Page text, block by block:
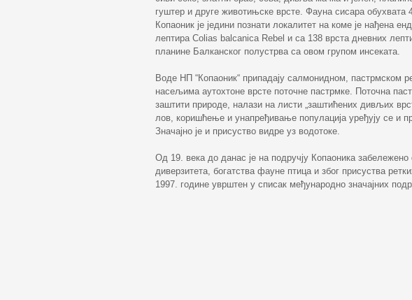
гуштер и друге животињске врсте. Фауна сисара обухвата
Копаоник је једини познати локалитет на коме је нађена
лептира Colias balcanica Rebel и са 138 врста дневних
планине Балканског полустрва са овом групом инсеката.
Воде НП “Копаоник“ припадају салмонидном, пастрмском
насељима аутохтоне врсте поточне пастрмке. Поточна
заштити природе, налази на листи „заштићених дивљих
лов, коришћење и унапређивање популација уређују се и
Значајно је и присуство видре уз водотоке.
Од 19. века до данас је на подручју Копаоника забележено
диверзитета, богатства фауне птица и због присуства
1997. године уврштен у списак међународно значајних